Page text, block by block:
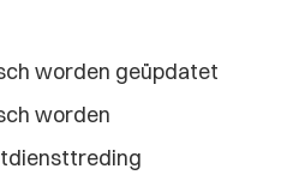
worden geüpdatet
worden